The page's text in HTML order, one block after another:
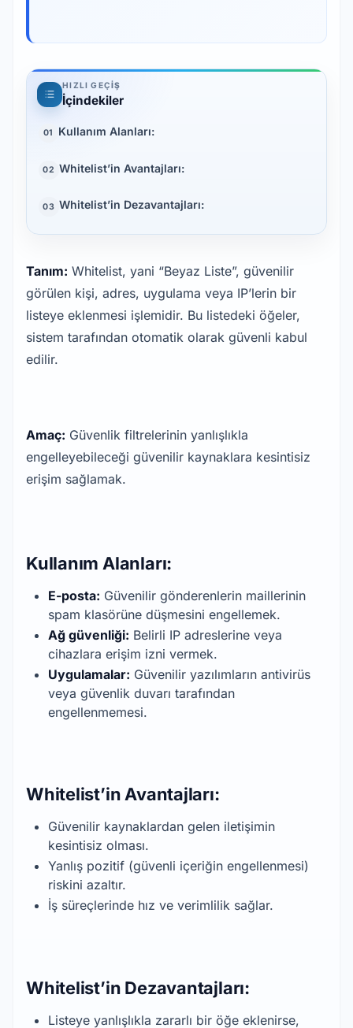
HIZLI GEÇIŞ
İçindekiler
01 Kullanım Alanları:
02 Whitelist’in Avantajları:
03 Whitelist’in Dezavantajları:
Tanım: Whitelist, yani “Beyaz Liste”, güvenilir
görülen kişi, adres, uygulama veya IP’lerin bir
listeye eklenmesi işlemidir. Bu listedeki öğeler,
sistem tarafından otomatik olarak güvenli kabul
edilir.
Amaç: Güvenlik filtrelerinin yanlışlıkla
engelleyebileceği güvenilir kaynaklara kesintisiz
erişim sağlamak.
Kullanım Alanları:
E-posta: Güvenilir gönderenlerin maillerinin
spam klasörüne düşmesini engellemek.
Ağ güvenliği: Belirli IP adreslerine veya
cihazlara erişim izni vermek.
Uygulamalar: Güvenilir yazılımların antivirüs
veya güvenlik duvarı tarafından
engellenmemesi.
Whitelist’in Avantajları:
Güvenilir kaynaklardan gelen iletişimin
kesintisiz olması.
Yanlış pozitif (güvenli içeriğin engellenmesi)
riskini azaltır.
İş süreçlerinde hız ve verimlilik sağlar.
Whitelist’in Dezavantajları:
Listeye yanlışlıkla zararlı bir öğe eklenirse,